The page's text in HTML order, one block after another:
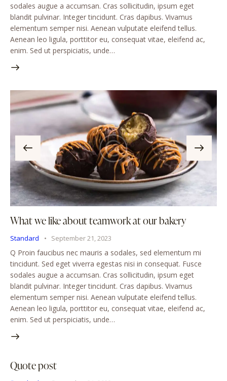
sodales augue a accumsan. Cras sollicitudin, ipsum eget
blandit pulvinar. Integer tincidunt. Cras dapibus. Vivamus
elementum semper nisi. Aenean vulputate eleifend tellus.
Aenean leo ligula, porttitor eu, consequat vitae, eleifend ac,
enim. Sed ut perspiciatis, unde…
What we like about teamwork at our bakery
Standard September 21, 2023
Q Proin faucibus nec mauris a sodales, sed elementum mi
tincidunt. Sed eget viverra egestas nisi in consequat. Fusce
sodales augue a accumsan. Cras sollicitudin, ipsum eget
blandit pulvinar. Integer tincidunt. Cras dapibus. Vivamus
elementum semper nisi. Aenean vulputate eleifend tellus.
Aenean leo ligula, porttitor eu, consequat vitae, eleifend ac,
enim. Sed ut perspiciatis, unde…
Quote post